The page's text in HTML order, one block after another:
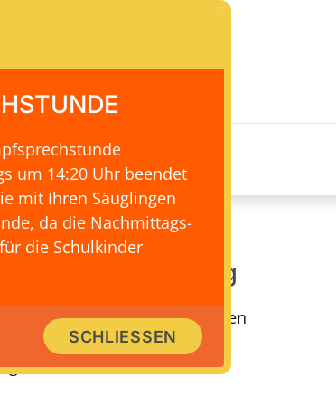
Schoof, Hamburg
schafft die Möglichkeit, Wissen
Schoof kardiologischen
um 14:20 Uhr beendet
mit Ihren Säuglingen
da die Nachmittags-
die Schulkinder
SCHLIESSEN